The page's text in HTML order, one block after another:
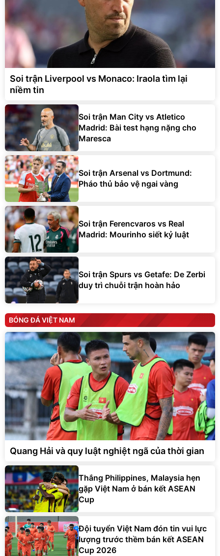
Soi trận Liverpool vs Monaco: Iraola tìm lại
niềm tin
Soi trận Man City vs Atletico
Madrid: Bài test hạng nặng cho
Maresca
Soi trận Arsenal vs Dortmund:
Pháo thủ bảo vệ ngai vàng
Soi trận Ferencvaros vs Real
Madrid: Mourinho siết kỷ luật
Soi trận Spurs vs Getafe: De Zerbi
duy trì chuỗi trận hoàn hảo
BÓNG ĐÁ VIỆT NAM
Quang Hải và quy luật nghiệt ngã của thời gian
Thắng Philippines, Malaysia hẹn
gặp Việt Nam ở bán kết ASEAN
Cup
Đội tuyển Việt Nam đón tin vui lực
lượng trước thềm bán kết ASEAN
Cup 2026